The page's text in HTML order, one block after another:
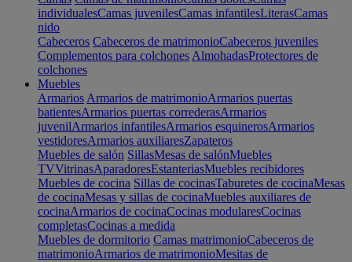
individualesCamas juvenilesCamas infantilesLiterasCamas
nido
Cabeceros Cabeceros de matrimonioCabeceros juveniles
Complementos para colchones AlmohadasProtectores de
colchones
Muebles
Armarios Armarios de matrimonioArmarios puertas
batientesArmarios puertas correderasArmarios
juvenilArmarios infantilesArmarios esquinerosArmarios
vestidoresArmarios auxiliaresZapateros
Muebles de salón SillasMesas de salónMuebles
TVVitrinasAparadoresEstanteriasMuebles recibidores
Muebles de cocina Sillas de cocinasTaburetes de cocinaMesas
de cocinaMesas y sillas de cocinaMuebles auxiliares de
cocinaArmarios de cocinaCocinas modularesCocinas
completasCocinas a medida
Muebles de dormitorio Camas matrimonioCabeceros de
matrimonioArmarios de matrimonioMesitas de